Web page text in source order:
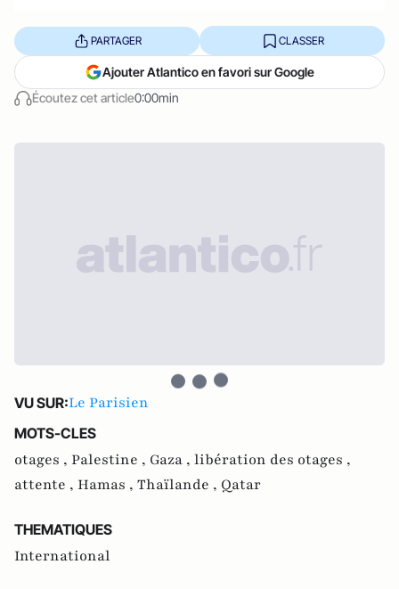
Écoutez cet article0:00min
PARTAGER CLASSER
Ajouter Atlantico en favori sur Google
VU SUR:Le Parisien
MOTS-CLES
otages , Palestine , Gaza , libération des otages ,
attente , Hamas , Thaïlande , Qatar
THEMATIQUES
International